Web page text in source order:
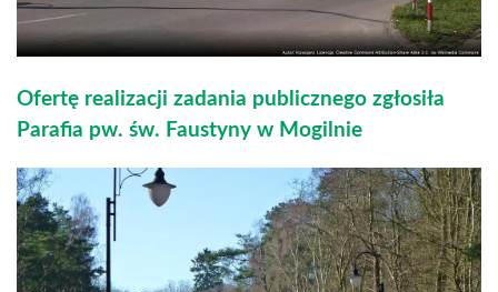
Ofertę realizacji zadania publicznego zgłosiła
Parafia pw. św. Faustyny w Mogilnie